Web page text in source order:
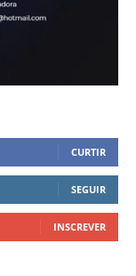
CURTIR
SEGUIR
INSCREVER